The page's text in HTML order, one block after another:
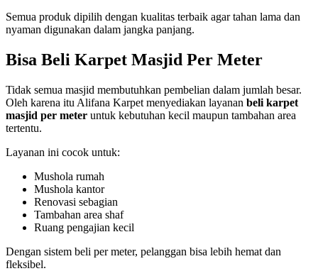
Semua produk dipilih dengan kualitas terbaik agar tahan lama dan
nyaman digunakan dalam jangka panjang.
Bisa Beli Karpet Masjid Per Meter
Tidak semua masjid membutuhkan pembelian dalam jumlah besar.
Oleh karena itu Alifana Karpet menyediakan layanan beli karpet
masjid per meter untuk kebutuhan kecil maupun tambahan area
tertentu.
Layanan ini cocok untuk:
Mushola rumah
Mushola kantor
Renovasi sebagian
Tambahan area shaf
Ruang pengajian kecil
Dengan sistem beli per meter, pelanggan bisa lebih hemat dan
fleksibel.